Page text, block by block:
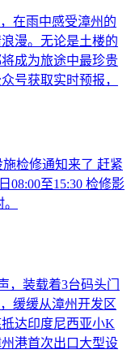
在雨中感受漳州的
漫。无论是土楼的
成为旅途中最珍贵
号获取实时预报，
检修通知来了 赶紧
08:00至15:30 检修影
，装载着3台码头门
缓缓从漳州开发区
达印度尼西亚小K
港首次出口大型设